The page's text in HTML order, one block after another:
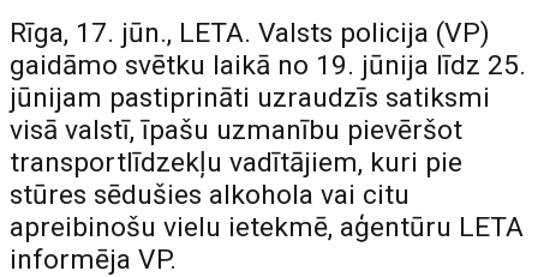
Rīga, 17. jūn., LETA. Valsts policija (VP)
gaidāmo svētku laikā no 19. jūnija līdz 25.
jūnijam pastiprināti uzraudzīs satiksmi
visā valstī, īpašu uzmanību pievēršot
transportlīdzekļu vadītājiem, kuri pie
stūres sēdušies alkohola vai citu
apreibinošu vielu ietekmē, aģentūru LETA
informēja VP.